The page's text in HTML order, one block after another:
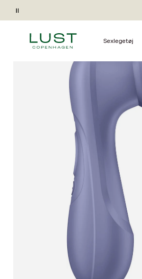
Pause
Sexlegetøj